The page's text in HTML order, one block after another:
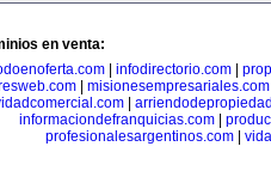
en venta:
infodirectorio.com
misionesempresariales.com
informaciondefranquicias.com
profesionalesargentinos.com|